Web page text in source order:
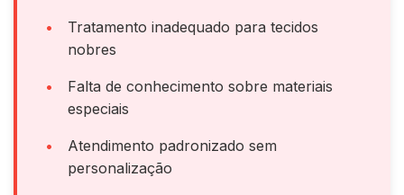
Tratamento inadequado para tecidos
nobres
Falta de conhecimento sobre materiais
especiais
Atendimento padronizado sem
personalização